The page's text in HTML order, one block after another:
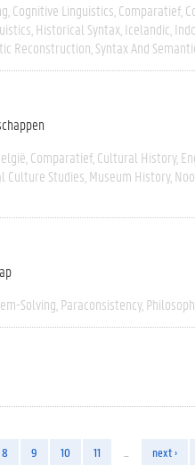
Cognitive Linguistics Comparatief
Historical Syntax Icelandic
Reconstruction Syntax And
Comparatief Cultural History
Culture Studies Museum History
Solving Paraconsistency
8 9 10 11 next ›